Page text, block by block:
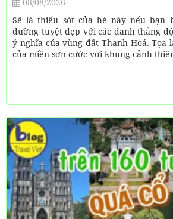
Sẽ là thiếu sót của hè này nếu bạn
đường tuyệt đẹp với các danh thắng
ý nghĩa của vùng đất Thanh Hoá. Tọa
của miền sơn cước với khung cảnh